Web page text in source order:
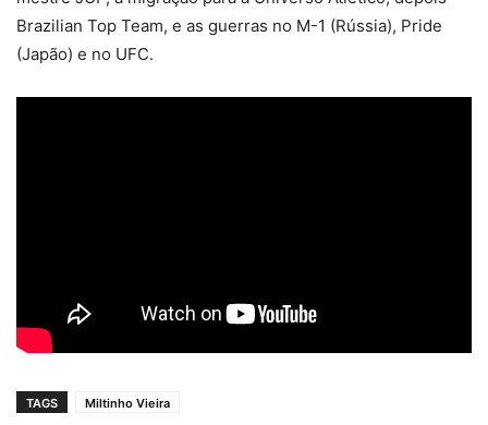
Brazilian Top Team, e as guerras no M-1 (Rússia), Pride
(Japão) e no UFC.
TAGS Miltinho Vieira